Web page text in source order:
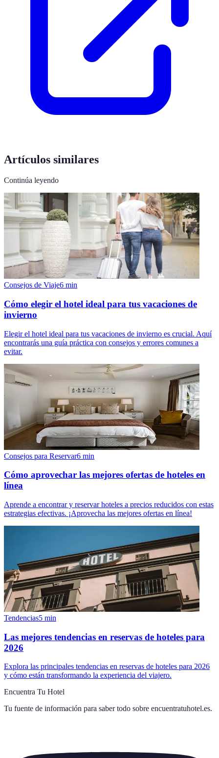
Artículos similares
Continúa leyendo
Consejos de Viaje6 min
Cómo elegir el hotel ideal para tus vacaciones de
invierno
Elegir el hotel ideal para tus vacaciones de invierno es crucial. Aquí
encontrarás una guía práctica con consejos y errores comunes a
evitar.
Consejos para Reservar6 min
Cómo aprovechar las mejores ofertas de hoteles en
línea
Aprende a encontrar y reservar hoteles a precios reducidos con estas
estrategias efectivas. ¡Aprovecha las mejores ofertas en línea!
Tendencias5 min
Las mejores tendencias en reservas de hoteles para
2026
Explora las principales tendencias en reservas de hoteles para 2026
y cómo están transformando la experiencia del viajero.
Encuentra Tu Hotel
Tu fuente de información para saber todo sobre encuentratuhotel.es.